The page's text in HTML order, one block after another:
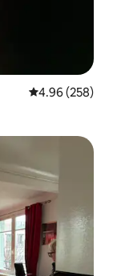
Calificación
4.96 (258)